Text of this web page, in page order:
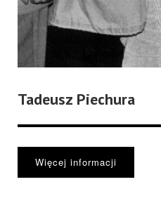
Tadeusz Piechura
Więcej informacji